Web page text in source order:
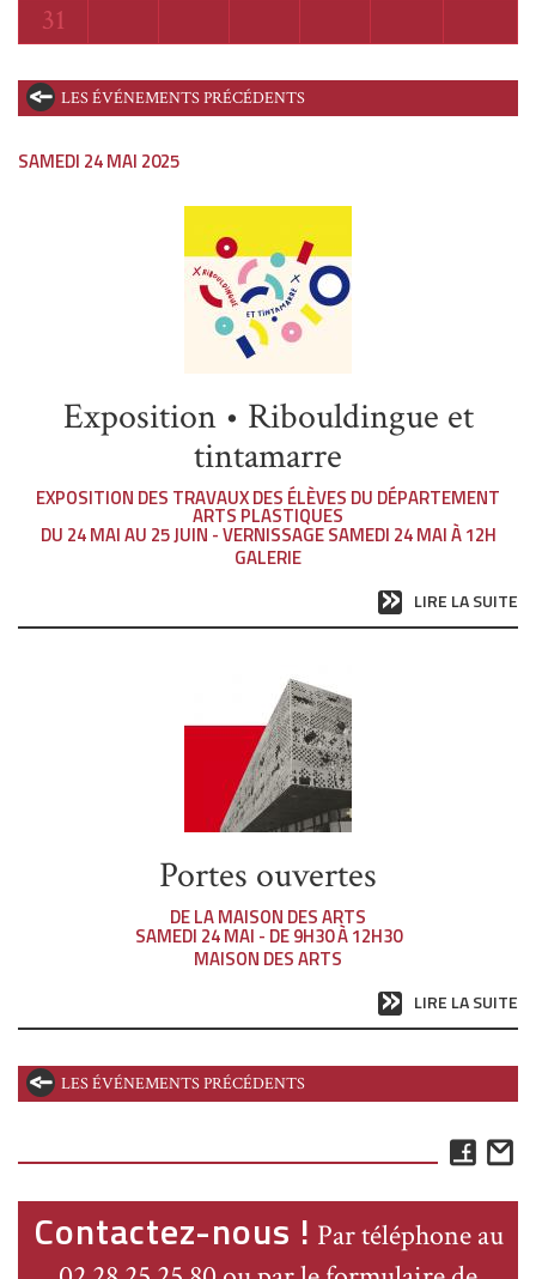
Lundi
31
LES ÉVÉNEMENTS PRÉCÉDENTS
SAMEDI 24 MAI 2025
Exposition • Ribouldingue et
tintamarre
EXPOSITION DES TRAVAUX DES ÉLÈVES DU DÉPARTEMENT
ARTS PLASTIQUES
DU 24 MAI AU 25 JUIN - VERNISSAGE SAMEDI 24 MAI À 12H
GALERIE
LIRE LA SUITE
Portes ouvertes
DE LA MAISON DES ARTS
SAMEDI 24 MAI - DE 9H30 À 12H30
MAISON DES ARTS
LIRE LA SUITE
LES ÉVÉNEMENTS PRÉCÉDENTS
Contactez-nous ! Par téléphone au